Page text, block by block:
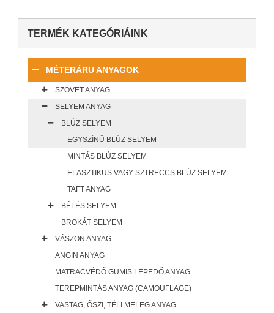
TERMÉK KATEGÓRIÁINK
MÉTERÁRU ANYAGOK
SZÖVET ANYAG
SELYEM ANYAG
BLÚZ SELYEM
EGYSZÍNŰ BLÚZ SELYEM
MINTÁS BLÚZ SELYEM
ELASZTIKUS VAGY SZTRECCS BLÚZ SELYEM
TAFT ANYAG
BÉLÉS SELYEM
BROKÁT SELYEM
VÁSZON ANYAG
ANGIN ANYAG
MATRACVÉDŐ GUMIS LEPEDŐ ANYAG
TEREPMINTÁS ANYAG (CAMOUFLAGE)
VASTAG, ŐSZI, TÉLI MELEG ANYAG